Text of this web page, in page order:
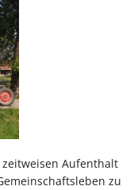
Aufenthalt
zu